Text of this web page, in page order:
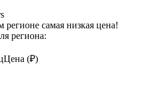
регионе самая низкая цена!
региона:
Цена (₽)